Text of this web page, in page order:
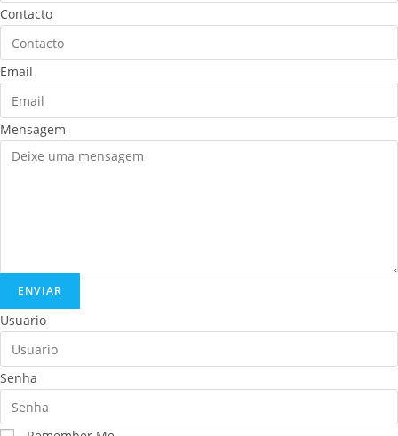
Contacto
Email
Mensagem
ENVIAR
Usuario
Senha